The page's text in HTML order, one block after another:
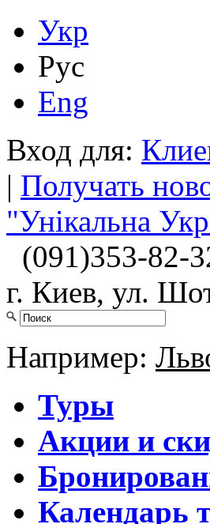
Укр
Рус
Eng
Вход для:
| Получать
"Унікальна
(091)353-82-
г. Киев, ул.
Например:
Туры
Акции и
Календарь